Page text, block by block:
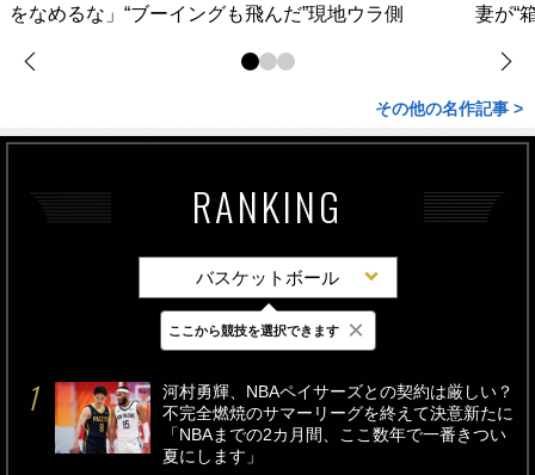
をなめるな」“ブーイングも飛んだ”現地ウラ側
妻が“
その他の名作記事 >
RANKING
バスケットボール
最新 24時間 週間
河村勇輝、NBAペイサーズとの契約は厳しい？
不完全燃焼のサマーリーグを終えて決意新たに
「NBAまでの2カ月間、ここ数年で一番きつい
夏にします」
ここから競技を選択できます ×